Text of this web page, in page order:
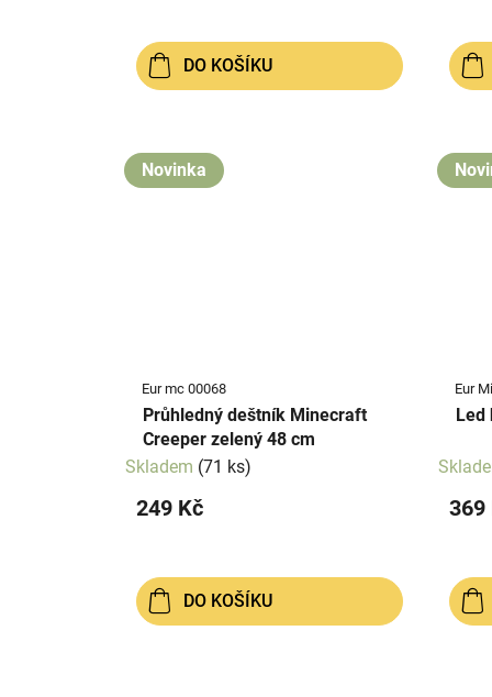
DO KOŠÍKU
Novinka
Eur mc 00068
Průhledný deštník Minecraft
Creeper zelený 48 cm
Skladem (71 ks)
249 Kč
DO KOŠÍKU
Eur
369